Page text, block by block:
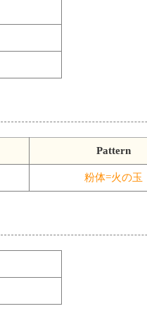
Pattern
粉体=火の玉